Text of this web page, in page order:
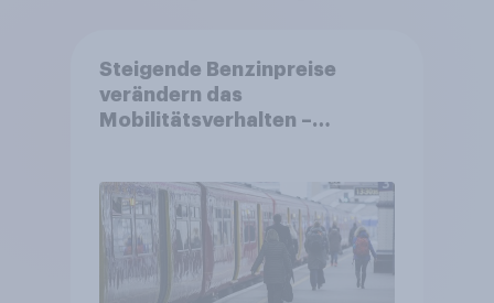
Steigende Benzinpreise
verändern das
Mobilitätsverhalten –
auf öffentliche
Verkehrsmittel um